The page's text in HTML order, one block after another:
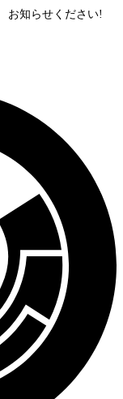
お知らせください!